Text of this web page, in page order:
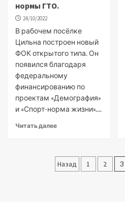
нормы ГТО.
24/10/2022
В рабочем посёлке
Цильна построен новый
ФОК открытого типа. Он
появился благодаря
федеральному
финансированию по
проектам «Демография»
и «Спорт-норма жизни»....
Читать далее
Пагинация
Назад 1 2 3